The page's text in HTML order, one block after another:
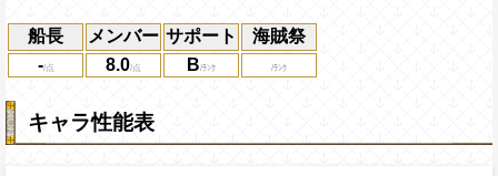
船長 メンバー サポート
海賊祭
-
8.0 B
キャラ性能表